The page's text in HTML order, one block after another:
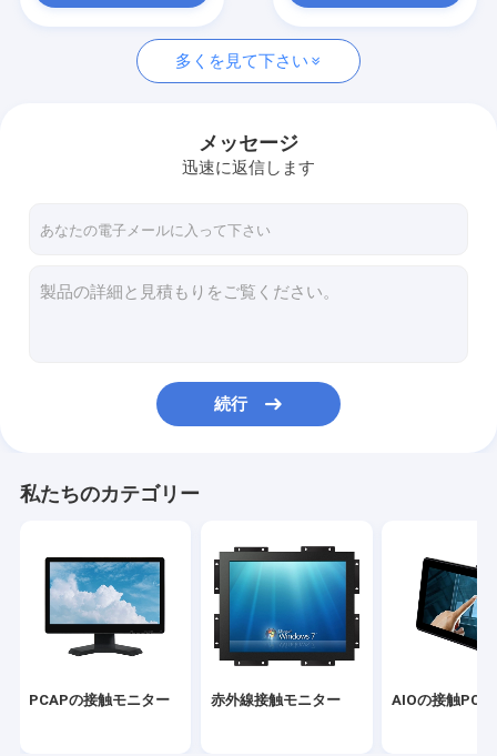
PCAPの接触モニター
PCAPのタッチ画面
PCAPの接触ホイル
TFT LCDのパネル
表面の音波のタッチ画面
曲げられたタッチ画面のモニター
多くを見て下さい
メッセージ
迅速に返信します
続行
私たちのカテゴリー
PCAPの接触モニター 赤外線接触モニター AIOの接触PC